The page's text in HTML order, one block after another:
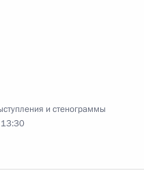
и стенограммы